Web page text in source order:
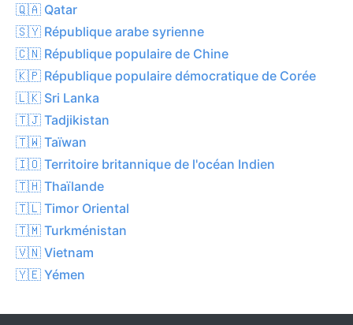
🇶🇦 Qatar
🇸🇾 République arabe syrienne
🇨🇳 République populaire de Chine
🇰🇵 République populaire démocratique de Corée
🇱🇰 Sri Lanka
🇹🇯 Tadjikistan
🇹🇼 Taïwan
🇮🇴 Territoire britannique de l'océan Indien
🇹🇭 Thaïlande
🇹🇱 Timor Oriental
🇹🇲 Turkménistan
🇻🇳 Vietnam
🇾🇪 Yémen